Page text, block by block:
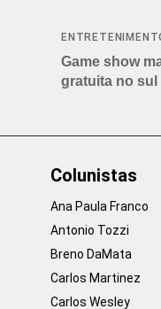
Game show
gratuita no sul
Colunistas
Ana Paula Franco
Antonio Tozzi
Breno DaMata
Carlos Martinez
Carlos Wesley